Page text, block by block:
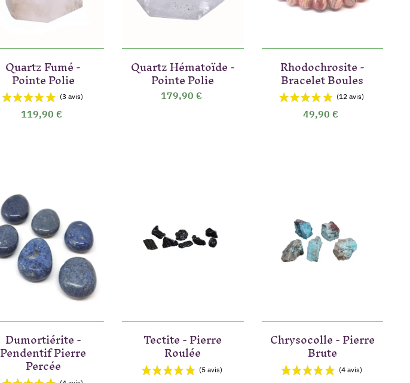
(8 avis)
Quartz Fumé -
Pointe Polie
119,90 €
Quartz Hématoïde -
Pointe Polie
179,90 €
Rhodochrosite -
Bracelet Boules
49,90 €
Dumortiérite -
Pendentif Pierre
Percée
Tectite - Pierre
Roulée
Chrysocolle - Pierre
Brute